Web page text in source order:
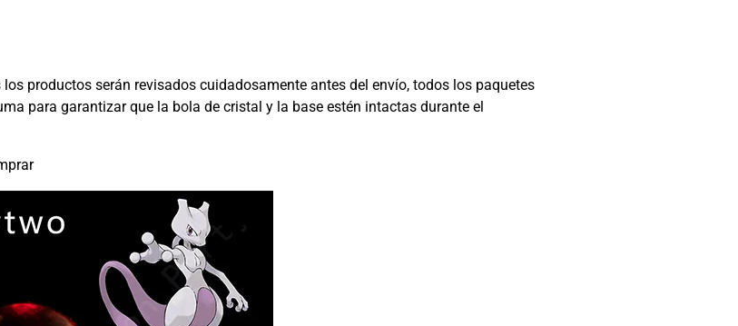
productos serán revisados cuidadosamente antes del envío, todos los paquetes
para garantizar que la bola de cristal y la base estén intactas durante el